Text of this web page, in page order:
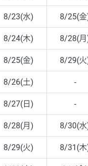
8/23(水) 8/25(
8/24(木) 8/28(
8/25(金) 8/29(
8/26(土) -
8/27(日) -
8/28(月) 8/30(
8/29(火) 8/31(